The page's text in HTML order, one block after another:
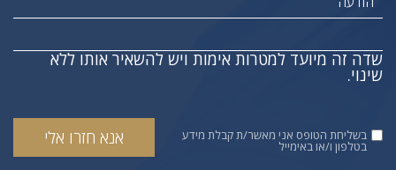
בשליחת הטופס אני מאשר/ת קבלת מידע
בטלפון ו/או באימייל
שדה זה מיועד למטרות אימות ויש להשאיר אותו ללא
שינוי.